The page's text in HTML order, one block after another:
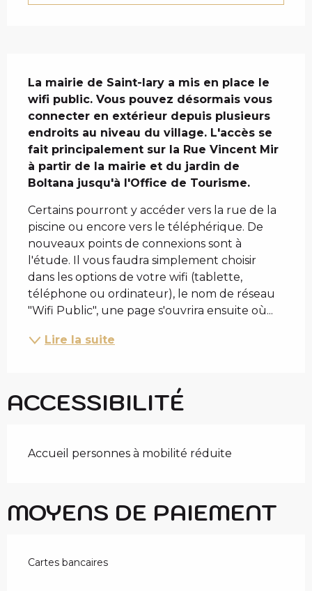
La mairie de Saint-lary a mis en place le
wifi public. Vous pouvez désormais vous
connecter en extérieur depuis plusieurs
endroits au niveau du village. L'accès se
fait principalement sur la Rue Vincent Mir
à partir de la mairie et du jardin de
Boltana jusqu'à l'Office de Tourisme.
Certains pourront y accéder vers la rue de la
piscine ou encore vers le téléphérique. De
nouveaux points de connexions sont à
l'étude. Il vous faudra simplement choisir
dans les options de votre wifi (tablette,
téléphone ou ordinateur), le nom de réseau
"Wifi Public", une page s'ouvrira ensuite où...
Lire la suite
ACCESSIBILITÉ
Accueil personnes à mobilité réduite
MOYENS DE PAIEMENT
Cartes bancaires